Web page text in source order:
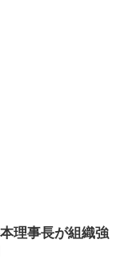
理事長が組織強